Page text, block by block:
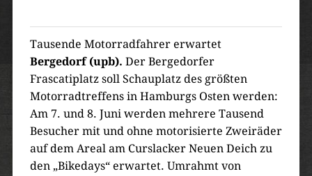
Tausende Motorradfahrer erwartet
Bergedorf (upb). Der Bergedorfer
Frascatiplatz soll Schauplatz des größten
Motorradtreffens in Hamburgs Osten werden:
Am 7. und 8. Juni werden mehrere Tausend
Besucher mit und ohne motorisierte Zweiräder
auf dem Areal am Curslacker Neuen Deich zu
den „Bikedays“ erwartet. Umrahmt von